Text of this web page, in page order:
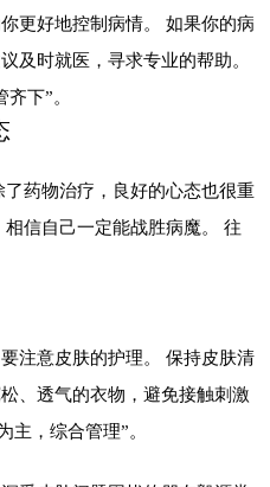
更好地控制病情。 如果你的病
及时就医，寻求专业的帮助。
下”。
药物治疗，良好的心态也很重
信自己一定能战胜病魔。 往
注意皮肤的护理。 保持皮肤清
、透气的衣物，避免接触刺激
主，综合管理”。